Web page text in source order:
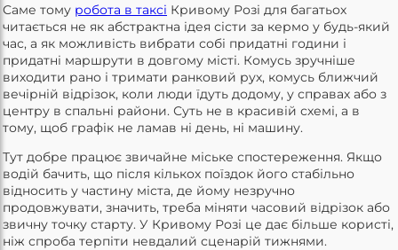
Саме тому робота в таксі Кривому Розі для багатьох
читається не як абстрактна ідея сісти за кермо у будь-який
час, а як можливість вибрати собі придатні години і
придатні маршрути в довгому місті. Комусь зручніше
виходити рано і тримати ранковий рух, комусь ближчий
вечірній відрізок, коли люди їдуть додому, у справах або з
центру в спальні райони. Суть не в красивій схемі, а в
тому, щоб графік не ламав ні день, ні машину.
Тут добре працює звичайне міське спостереження. Якщо
водій бачить, що після кількох поїздок його стабільно
відносить у частину міста, де йому незручно
продовжувати, значить, треба міняти часовий відрізок або
звичну точку старту. У Кривому Розі це дає більше користі,
ніж спроба терпіти невдалий сценарій тижнями.